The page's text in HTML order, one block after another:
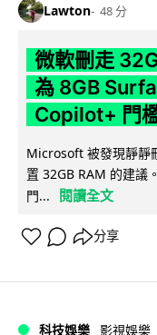
Lawton 48 分
微軟刪走
為 8GB
Copilot+ 門
Microsoft 被發現靜靜
置 32GB RAM 的建議
門...
閱讀全文
分享
科技娛樂 影視娛樂